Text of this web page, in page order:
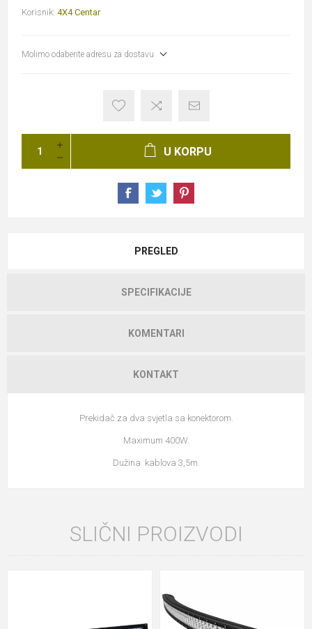
Korisnik: 4X4 Centar
Molimo odaberite adresu za dostavu
U KORPU
PREGLED
SPECIFIKACIJE
KOMENTARI
KONTAKT
Prekidač za dva svjetla sa konektorom.
Maximum 400W.
Dužina kablova 3,5m.
SLIČNI PROIZVODI